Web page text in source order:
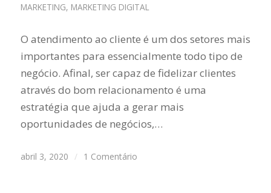
MARKETING, MARKETING DIGITAL
O atendimento ao cliente é um dos setores mais
importantes para essencialmente todo tipo de
negócio. Afinal, ser capaz de fidelizar clientes
através do bom relacionamento é uma
estratégia que ajuda a gerar mais
oportunidades de negócios,…
abril 3, 2020 / 1 Comentário